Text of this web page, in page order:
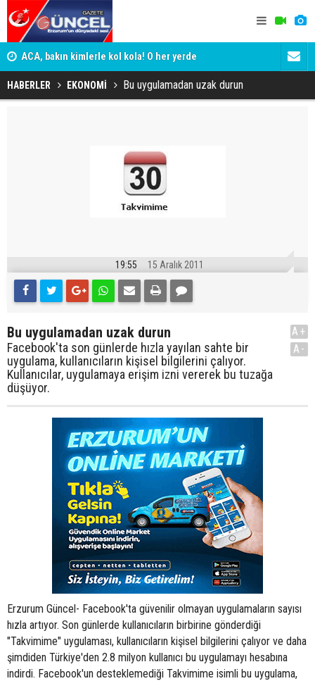
ACA, bakın kimlerle kol kola! O her yerde ADALET
HABERLER EKONOMİ Bu uygulamadan uzak durun
19:55 15 Aralık 2011
Bu uygulamadan uzak durun
Facebook'ta son günlerde hızla yayılan sahte bir
uygulama, kullanıcıların kişisel bilgilerini çalıyor.
Kullanıcılar, uygulamaya erişim izni vererek bu tuzağa
düşüyor.
A+
A-
Erzurum Güncel- Facebook'ta güvenilir olmayan uygulamaların sayısı
hızla artıyor. Son günlerde kullanıcıların birbirine gönderdiği
"Takvimime" uygulaması, kullanıcıların kişisel bilgilerini çalıyor ve daha
şimdiden Türkiye'den 2.8 milyon kullanıcı bu uygulamayı hesabına
indirdi. Facebook'un desteklemediği Takvimime isimli bu uygulama,